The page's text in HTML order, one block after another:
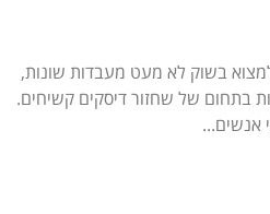
למצוא בשוק לא מעט מעבדות שונות,
בתחום של שחזור דיסקים קשיחים.
אנשים...